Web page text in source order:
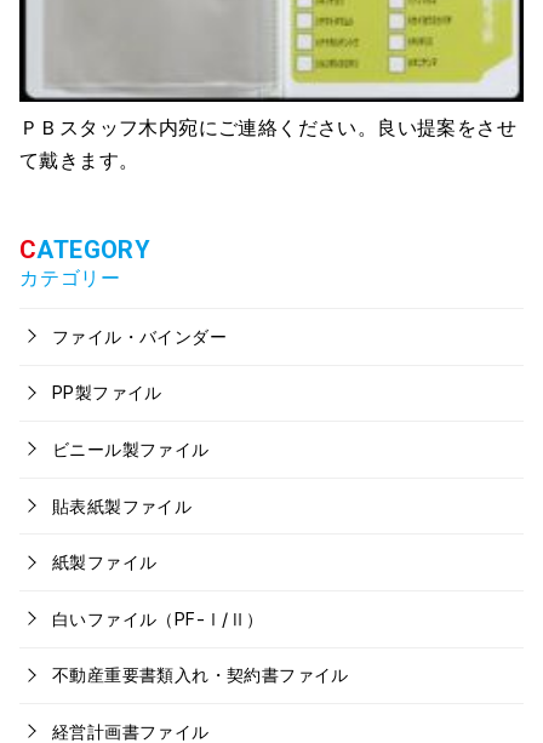
ＰＢスタッフ木内宛にご連絡ください。良い提案をさせ
て戴きます。
カテゴリー
ファイル・バインダー
PP製ファイル
ビニール製ファイル
貼表紙製ファイル
紙製ファイル
白いファイル（PF-Ⅰ/Ⅱ）
不動産重要書類入れ・契約書ファイル
経営計画書ファイル